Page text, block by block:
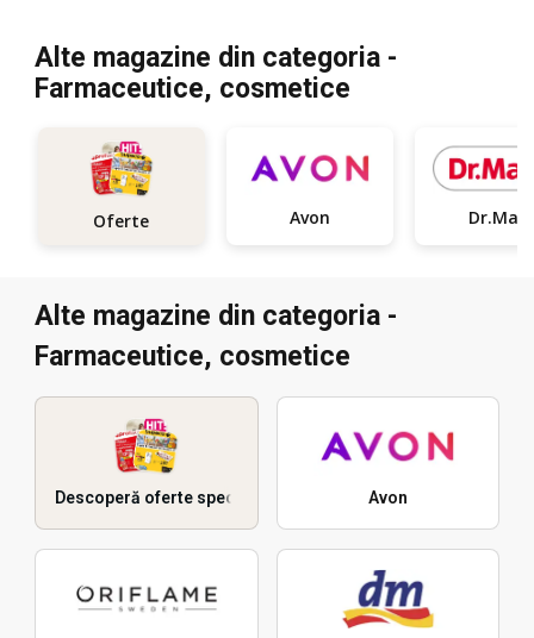
Alte magazine din categoria -
Farmaceutice, cosmetice
Oferte Avon Dr.Max
Alte magazine din categoria -
Farmaceutice, cosmetice
Descoperă oferte speciale Avon